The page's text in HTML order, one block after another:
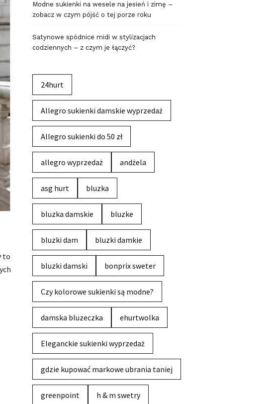
to
Modne sukienki na wesele na jesień i zimę –
zobacz w czym pójść o tej porze roku
Satynowe spódnice midi w stylizacjach
codziennych – z czym je łączyć?
24hurt
Allegro sukienki damskie wyprzedaż
Allegro sukienki do 50 zł
allegro wyprzedaż andżela
asg hurt bluzka
bluzka damskie bluzke
bluzki dam bluzki damkie
bluzki damski bonprix sweter
Czy kolorowe sukienki są modne?
damska bluzeczka ehurtwolka
Eleganckie sukienki wyprzedaż
gdzie kupować markowe ubrania taniej
greenpoint h & m swetry